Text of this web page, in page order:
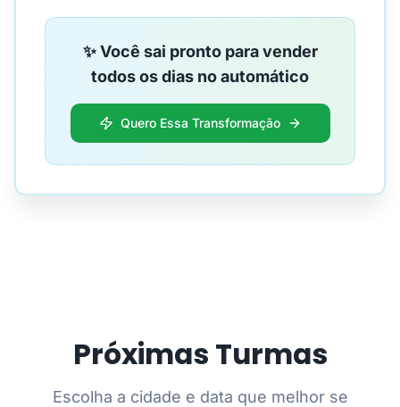
✨ Você sai pronto para vender
todos os dias no automático
Quero Essa Transformação
Próximas Turmas
Escolha a cidade e data que melhor se